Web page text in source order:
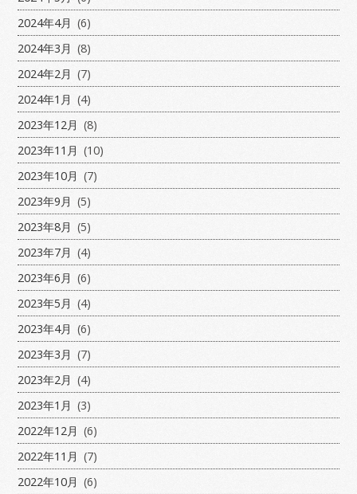
2024年4月 (6)
2024年3月 (8)
2024年2月 (7)
2024年1月 (4)
2023年12月 (8)
2023年11月 (10)
2023年10月 (7)
2023年9月 (5)
2023年8月 (5)
2023年7月 (4)
2023年6月 (6)
2023年5月 (4)
2023年4月 (6)
2023年3月 (7)
2023年2月 (4)
2023年1月 (3)
2022年12月 (6)
2022年11月 (7)
2022年10月 (6)